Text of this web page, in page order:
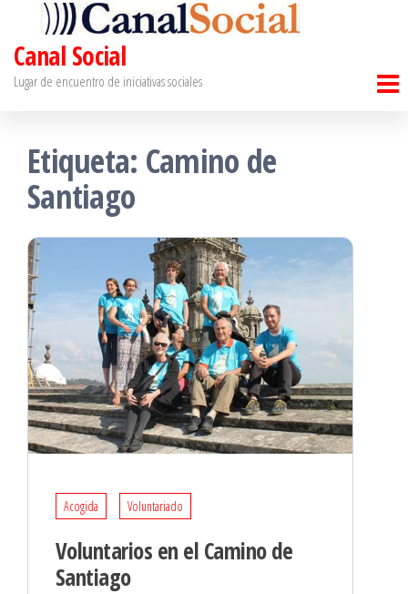
contenido
Canal Social
Lugar de encuentro de iniciativas sociales
Etiqueta: Camino de
Santiago
Acogida Voluntariado
Voluntarios en el Camino de
Santiago